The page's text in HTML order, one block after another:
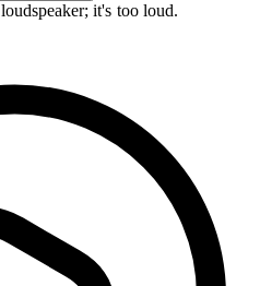
loudspeaker; it's too loud.